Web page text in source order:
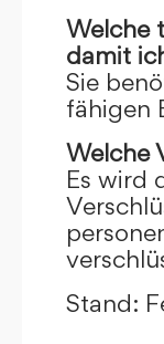
Welche
damit
Sie
fähigen
Welche
Es wird
Stand: